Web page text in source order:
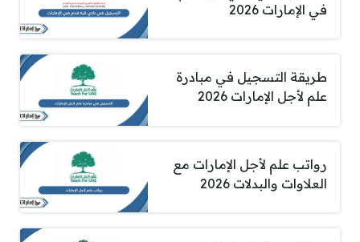
في الإمارات 2026
طريقة التسجيل في مبادرة
علم لأجل الإمارات 2026
رواتب علم لأجل الإمارات مع
العلاوات والبدلات 2026